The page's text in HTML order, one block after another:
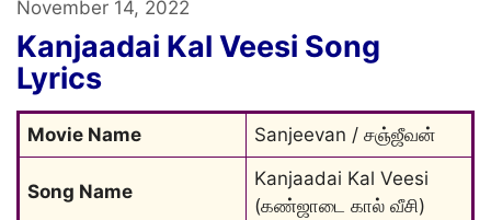
November 14, 2022
Kanjaadai Kal Veesi Song
Lyrics
Movie Name Sanjeevan / சஞ்ஜீவன்
Song Name
Kanjaadai Kal Veesi
(கண்ஜாடை கால் வீசி)